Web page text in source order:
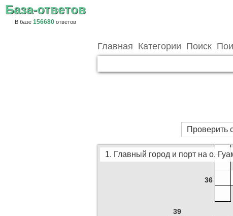
База-ответов
В базе 156680 ответов
Главная Категории Поиск
Проверить
1. Главный город и порт на о.
36
39